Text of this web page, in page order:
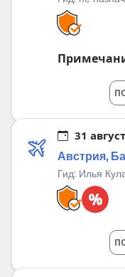
31
Австрия,
Гид: Илья
%